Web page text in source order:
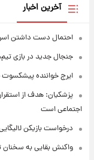
آخرین اخبار
احتمال دست داشتن
جنجال جدید در بازی
ایرج خواننده
پزشکیان: هدف از
اجتماعی است
درخواست بازیکن
واکنش بقایی به